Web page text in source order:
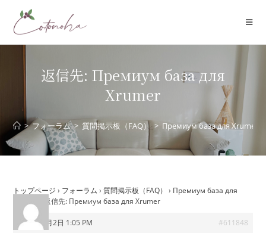
プ
返信先: Премиум база для
Xrumer
> フォーラム > 質問掲示板（FAQ） > Премиум база для Xrumer
トップページ › フォーラム › 質問掲示板（FAQ） › Премиум база для
返信先: Премиум база для Xrumer
2026年6月2日 1:05 PM #611848